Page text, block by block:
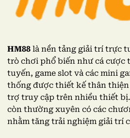
HM88 là nền tảng giải trí trực
trò chơi phổ biến như cá cược
tuyến, game slot và các mini
thống được thiết kế thân
trợ truy cập trên nhiều thiết
còn thường xuyên có các
nhằm tăng trải nghiệm giải trí